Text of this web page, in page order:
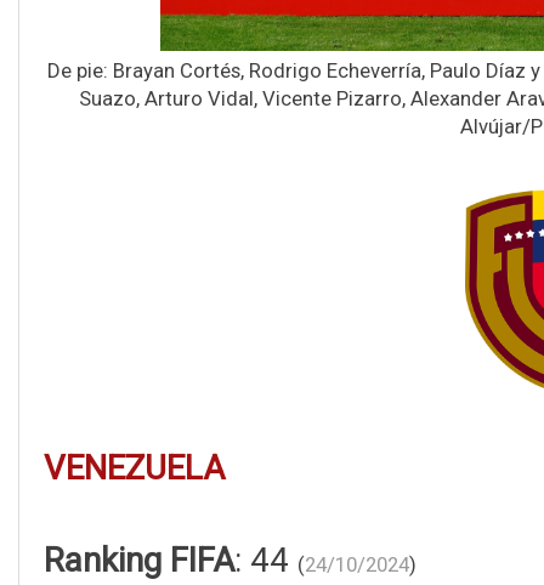
De pie: Brayan Cortés, Rodrigo Echeverría, Paulo
Suazo, Arturo Vidal, Vicente Pizarro, Alexander
Alvújar/
VENEZUELA
Ranking FIFA: 44 (24/10/2024)